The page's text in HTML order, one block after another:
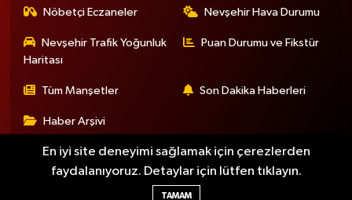
Nöbetçi Eczaneler Nevşehir Hava Durumu
Nevşehir Trafik Yoğunluk
Haritası
Puan Durumu ve Fikstür
Tüm Manşetler Son Dakika Haberleri
Haber Arşivi
Haber Yazılımı:
En iyi site deneyimi sağlamak için çerezlerden
faydalanıyoruz. Detaylar için lütfen tıklayın.
TAMAM